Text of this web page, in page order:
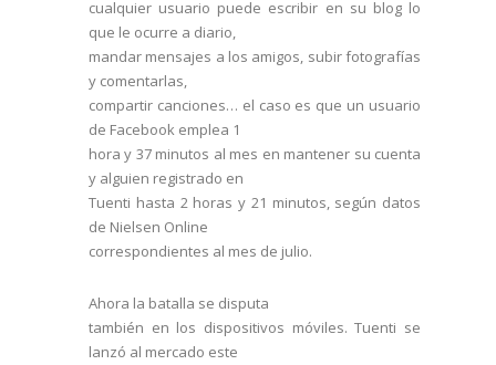
cualquier usuario puede escribir en su blog lo
que le ocurre a diario,
mandar mensajes a los amigos, subir fotografías
y comentarlas,
compartir canciones… el caso es que un usuario
de Facebook emplea 1
hora y 37 minutos al mes en mantener su cuenta
y alguien registrado en
Tuenti hasta 2 horas y 21 minutos, según datos
de Nielsen Online
correspondientes al mes de julio.
Ahora la batalla se disputa
también en los dispositivos móviles. Tuenti se
lanzó al mercado este